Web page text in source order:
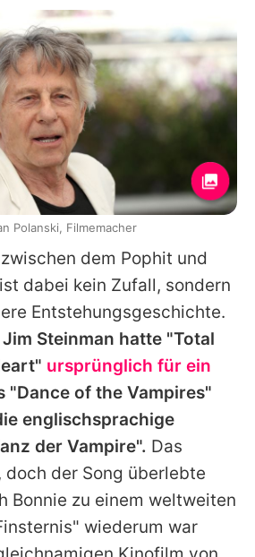
dem Pophit und
dabei kein Zufall, sondern
Entstehungsgeschichte.
Steinman hatte "Total
ursprünglich für ein
"Dance of the Vampires"
englischsprachige
der Vampire". Das
der Song überlebte
Bonnie zu einem weltweiten
wiederum war
Polanski, Filmemacher